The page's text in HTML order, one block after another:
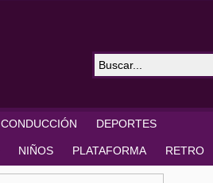
CONDUCCIÓN DEPORTES
NIÑOS PLATAFORMA RETRO